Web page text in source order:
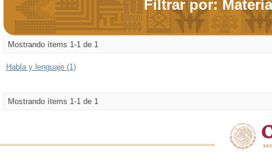
Filtrar por: Materia
Mostrando ítems 1-1 de 1
Habla y lenguaje (1)
Mostrando ítems 1-1 de 1